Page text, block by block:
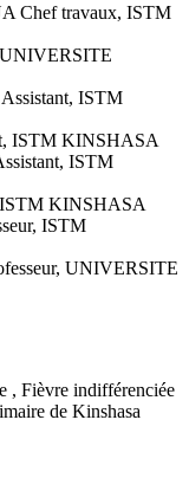
Chef travaux, ISTM
Assistant, ISTM
ISTM KINSHASA
ISTM
KINSHASA
ISTM
UNIVERSITE
, Fièvre indifférenciée
de Kinshasa